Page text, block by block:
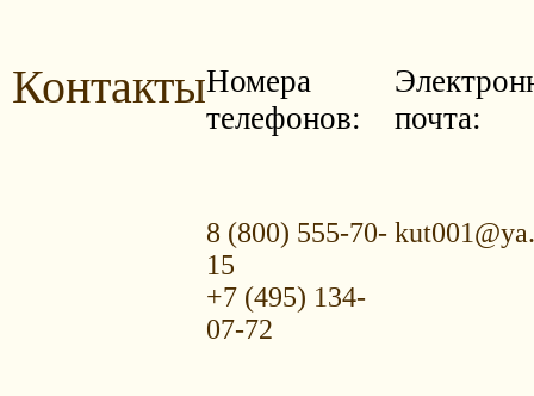
КонтактыНомера
телефонов:
8 (800) 555-70-
15
+7 (495) 134-
07-72
почта: